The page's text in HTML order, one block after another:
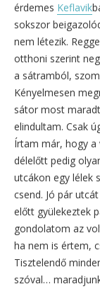
érdemes Keflavik
sokszor
nem létezik.
otthoni szerint
a sátramból,
Kényelmesen
sátor most
elindultam. Csak
Írtam már, hogy a
délelőtt pedig
utcákon egy lélek
csend. Jó pár
előtt gyülekeztek
gondolatom az
ha nem is értem,
Tisztelendő
szóval…